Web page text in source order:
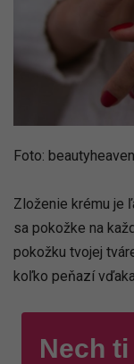
Foto:
Zloženie krému je
sa pokožke na
pokožku tvojej
koľko peňazí
Nech